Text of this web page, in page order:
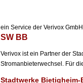
ein Service der Verivox GmbH
SW BB
Verivox ist ein Partner der
Stromanbieterwechsel. Für
Stadtwerke Bietigheim-